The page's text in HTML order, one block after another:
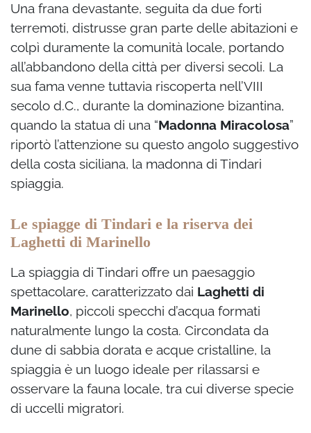
Una frana devastante, seguita da due forti
terremoti, distrusse gran parte delle abitazioni e
colpì duramente la comunità locale, portando
all’abbandono della città per diversi secoli. La
sua fama venne tuttavia riscoperta nell’VIII
secolo d.C., durante la dominazione bizantina,
quando la statua di una “Madonna Miracolosa”
riportò l’attenzione su questo angolo suggestivo
della costa siciliana, la madonna di Tindari
spiaggia.
Le spiagge di Tindari e la riserva dei
Laghetti di Marinello
La spiaggia di Tindari offre un paesaggio
spettacolare, caratterizzato dai Laghetti di
Marinello, piccoli specchi d’acqua formati
naturalmente lungo la costa. Circondata da
dune di sabbia dorata e acque cristalline, la
spiaggia è un luogo ideale per rilassarsi e
osservare la fauna locale, tra cui diverse specie
di uccelli migratori.